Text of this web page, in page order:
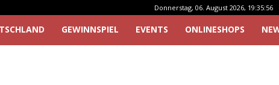
Donnerstag, 06. August 2026, 19:35:56
GEWINNSPIEL EVENTS ONLINESHOPS